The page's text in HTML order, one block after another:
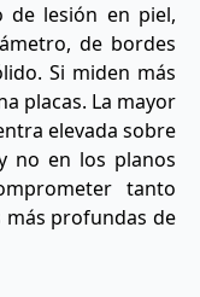
lesión en piel,
de bordes
Si miden más
placas. La mayor
elevada sobre
no en los planos
tanto
más profundas de